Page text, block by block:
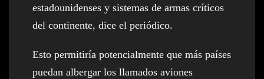
estadounidenses y sistemas de armas críticos
del continente, dice el periódico.
Esto permitiría potencialmente que más países
puedan albergar los llamados aviones